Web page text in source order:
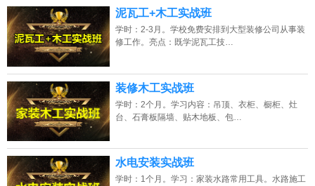
泥瓦工+木工实战班
学时：2-3月。学校免费安排到大型装修公司从事装
修工作。亮点：既学泥瓦工技…
装修木工实战班
学时：2个月。学习内容：吊顶、衣柜、橱柜、灶
台、石膏板隔墙、贴木地板、包…
水电安装实战班
学时：1个月。学习：家装水路常用工具。水路施工